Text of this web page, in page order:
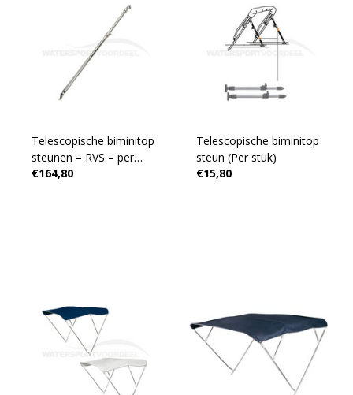
Telescopische biminitop
steunen – RVS – per
paar (2 stuks)
€164,80
Telescopische biminitop
steun (Per stuk)
€15,80